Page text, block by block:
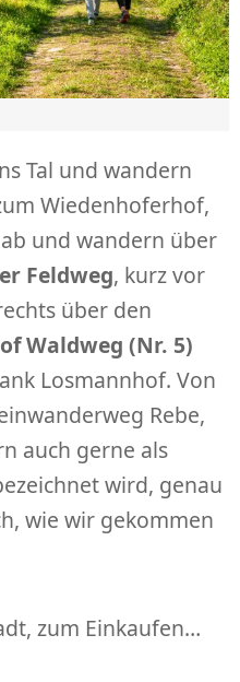
Tal und wandern
Wiedenhoferhof,
und wandern über
Feldweg, kurz vor
über den
Waldweg (Nr. 5)
Losmannhof. Von
Rebe,
auch gerne als
wird, genau
wie wir gekommen
zum Einkaufen…